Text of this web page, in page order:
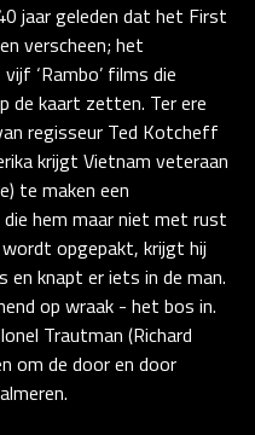
jaar geleden dat het First
verscheen; het
‘Rambo’ films die
de kaart zetten. Ter ere
regisseur Ted Kotcheff
krijgt Vietnam veteraan
te maken een
hem maar niet met rust
opgepakt, krijgt hij
knapt er iets in de man.
op wraak - het bos in.
Trautman (Richard
om de door en door